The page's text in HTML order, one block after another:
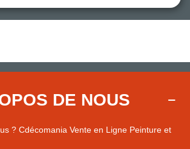
DE NOUS
? Cdécomania Vente en Ligne Peinture et